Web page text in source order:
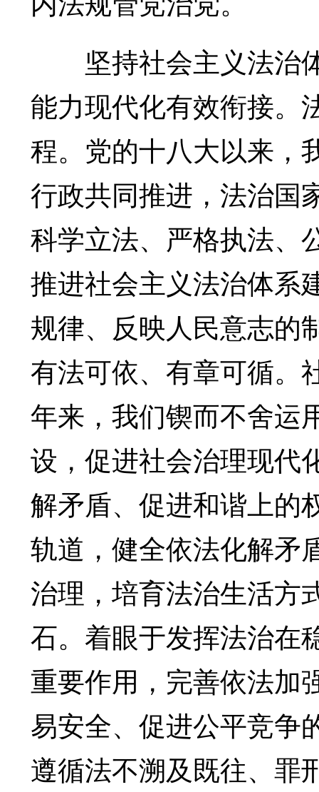
坚持社会主义法治
能力现代化有效衔接。
程。党的十八大以来，
行政共同推进，法治国
科学立法、严格执法、
推进社会主义法治体系
规律、反映人民意志的
有法可依、有章可循。
年来，我们锲而不舍运
设，促进社会治理现代
解矛盾、促进和谐上的
轨道，健全依法化解矛
治理，培育法治生活方
石。着眼于发挥法治在
重要作用，完善依法加
易安全、促进公平竞争
遵循法不溯及既往、罪